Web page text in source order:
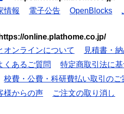
情報 電子公告 OpenBlocks
https://online.plathome.co.jp/
オンラインについて
見積書・
くあるご質問
特定商取引法に
校費・公費・科研費払い取引のご
様からの声 ご注文の取り消し